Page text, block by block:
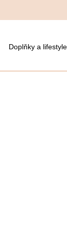
Doplňky a lifestyle